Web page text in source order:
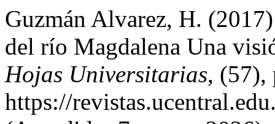
Guzmán Alvarez, H.
del río Magdalena Una
Hojas Universitarias, (57),
https://